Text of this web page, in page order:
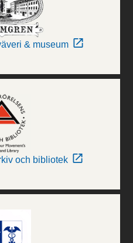
& museum
och bibliotek